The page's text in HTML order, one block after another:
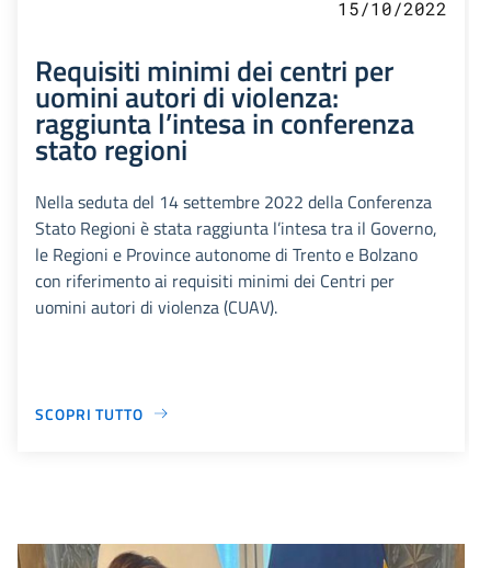
15/10/2022
Requisiti minimi dei centri per
uomini autori di violenza:
raggiunta l’intesa in conferenza
stato regioni
Nella seduta del 14 settembre 2022 della Conferenza
Stato Regioni è stata raggiunta l’intesa tra il Governo,
le Regioni e Province autonome di Trento e Bolzano
con riferimento ai requisiti minimi dei Centri per
uomini autori di violenza (CUAV).
SCOPRI TUTTO